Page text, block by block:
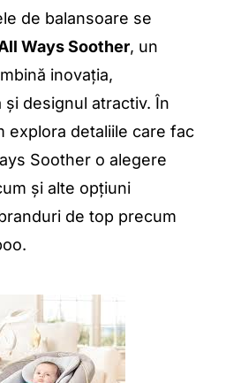
de balansoare se
Ways Soother, un
inovația,
designul atractiv. În
explora detaliile care fac
Soother o alegere
și alte opțiuni
de top precum